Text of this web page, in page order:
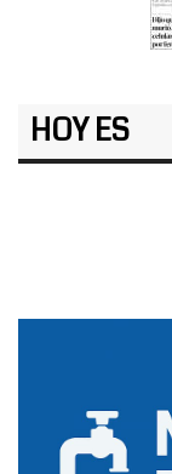
HOY ES